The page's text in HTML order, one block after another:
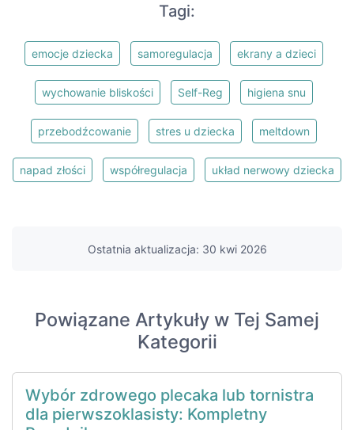
Tagi:
emocje dziecka samoregulacja ekrany a dzieci
wychowanie bliskości Self-Reg higiena snu
przebodźcowanie stres u dziecka meltdown
napad złości współregulacja układ nerwowy dziecka
Ostatnia aktualizacja: 30 kwi 2026
Powiązane Artykuły w Tej Samej
Kategorii
Wybór zdrowego plecaka lub tornistra
dla pierwszoklasisty: Kompletny